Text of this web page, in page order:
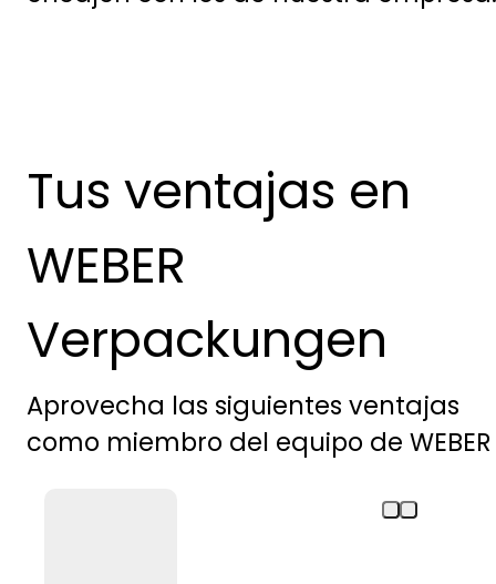
Tus ventajas en
WEBER
Verpackungen
Aprovecha las siguientes ventajas
como miembro del equipo de WEBER